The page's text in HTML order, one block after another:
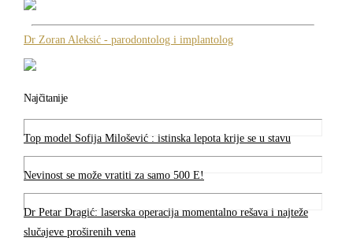
Dr Zoran Aleksić - parodontolog i implantolog
Najčitanije
Top model Sofija Milošević : istinska lepota krije se u stavu
Nevinost se može vratiti za samo 500 E!
Dr Petar Dragić: laserska operacija momentalno rešava i najteže
slučajeve proširenih vena